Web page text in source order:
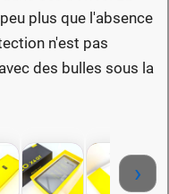
plus que l'absence
n'est pas
des bulles sous la
›